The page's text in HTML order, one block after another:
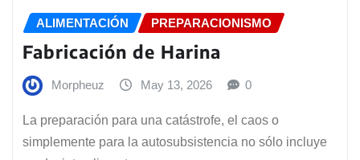
ALIMENTACIÓN PREPARACIONISMO
Fabricación de Harina
Morpheuz May 13, 2026 0
La preparación para una catástrofe, el caos o
simplemente para la autosubsistencia no sólo incluye